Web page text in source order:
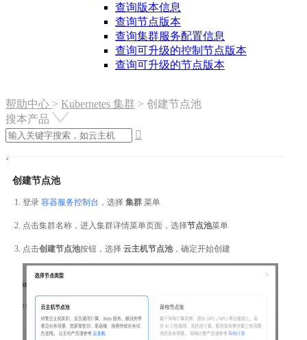
查询版本信息
查询节点版本
查询集群服务配置信息
查询可升级的控制节点版本
查询可升级的节点版本
帮助中心 > Kubernetes 集群 > 创建节点池
搜本产品

创建节点池
登录 容器服务控制台 ，选择 集群 菜单
点击集群名称，进入集群详情菜单页面，选择节点池菜单
点击创建节点池按钮，选择 云主机节点池，确定开始创建